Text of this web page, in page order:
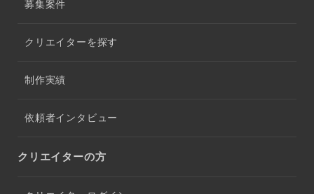
募集案件
クリエイターを探す
制作実績
依頼者インタビュー
クリエイターの方